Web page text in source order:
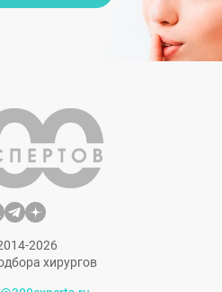
2026
хирургов